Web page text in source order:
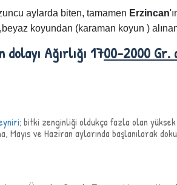
aylarda biten, tamamen Erzincan
koyundan (karaman koyun )
dolayı Ağırlığı 1700-2000 Gr.
; bitki zenginliği oldukça fazla olan
ve Haziran aylarında başlanılarak